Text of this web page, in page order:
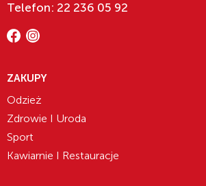
Telefon: 22 236 05 92
ZAKUPY
Odzież
Zdrowie I Uroda
Sport
Kawiarnie I Restauracje